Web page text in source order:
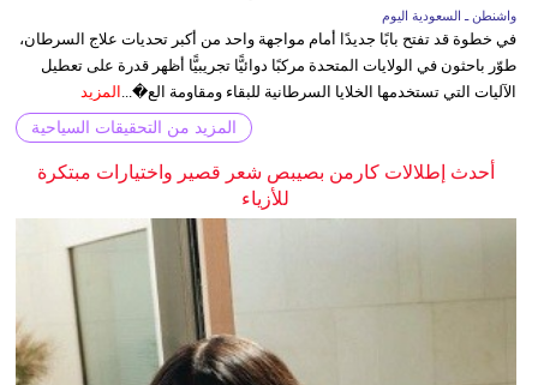
واشنطن ـ السعودية اليوم
في خطوة قد تفتح بابًا جديدًا أمام مواجهة واحد من أكبر تحديات علاج السرطان،
طوّر باحثون في الولايات المتحدة مركبًا دوائيًّا تجريبيًّا أظهر قدرة على تعطيل
الآليات التي تستخدمها الخلايا السرطانية للبقاء ومقاومة الع�... المزيد
المزيد من التحقيقات السياحية
أحدث إطلالات كارمن بصيبص شعر قصير واختيارات مبتكرة
للأزياء